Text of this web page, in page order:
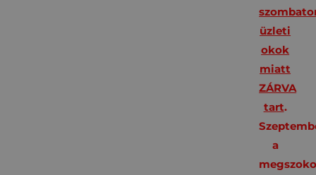
üzleti
okok
miatt
ZÁRVA
tart.
a